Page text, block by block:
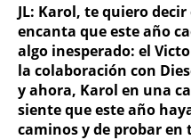
JL: Karol, te quiero
encanta que este año
algo inesperado: el
la colaboración con
y ahora, Karol en una
siente que este año
caminos y de probar en